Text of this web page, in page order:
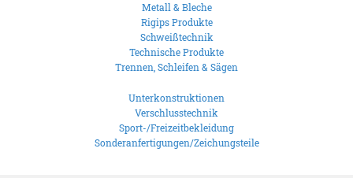
Metall & Bleche
Rigips Produkte
Schweißtechnik
Technische Produkte
Trennen, Schleifen & Sägen
Unterkonstruktionen
Verschlusstechnik
Sport-/Freizeitbekleidung
Sonderanfertigungen/Zeichungsteile